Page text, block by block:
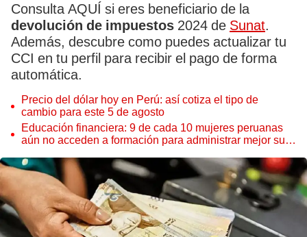
Consulta AQUÍ si eres beneficiario de la
devolución de impuestos 2024 de Sunat.
Además, descubre como puedes actualizar tu
CCI en tu perfil para recibir el pago de forma
automática.
Precio del dólar hoy en Perú: así cotiza el tipo de
cambio para este 5 de agosto
Educación financiera: 9 de cada 10 mujeres peruanas
aún no acceden a formación para administrar mejor su